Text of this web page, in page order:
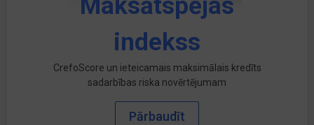
Maksātspējas
indekss
CrefoScore un ieteicamais maksimālais kredīts
sadarbības riska novērtējumam
Pārbaudīt